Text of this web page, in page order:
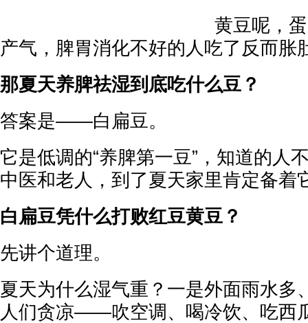
黄豆呢，
产气，脾胃消化不好的人吃了反而胀
那夏天养脾祛湿到底吃什么豆？
答案是——白扁豆。
它是低调的“养脾第一豆”，知道的人
中医和老人，到了夏天家里肯定备着
白扁豆凭什么打败红豆黄豆？
先讲个道理。
夏天为什么湿气重？一是外面雨水多
人们贪凉——吹空调、喝冷饮、吃西